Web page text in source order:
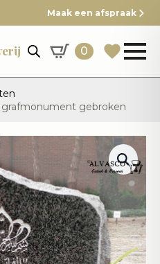
Maak een afspraak
0
grafmonument gebroken